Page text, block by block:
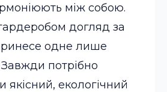
між собою.
догляд за
одне лише
потрібно
якісний, екологічний